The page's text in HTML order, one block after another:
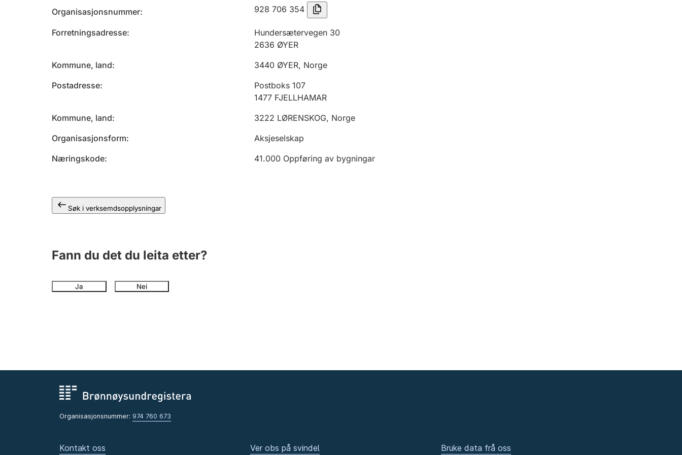
Organisasjonsnummer 928 706 354
Forretningsadresse
Hundersætervegen 30
2636 ØYER
Kommune, land
3440 ØYER, Norge
Postadresse
Postboks 107
1477 FJELLHAMAR
Kommune, land
3222 LØRENSKOG, Norge
Organisasjonsform
Aksjeselskap
Næringskode
41.000 Oppføring av bygningar
Søk i verksemdsopplysningar
Fann du det du leita etter?
Ja Nei
Organisasjonsnummer: 974 760 673
Kontakt oss Ver obs på svindel Bruke data frå oss